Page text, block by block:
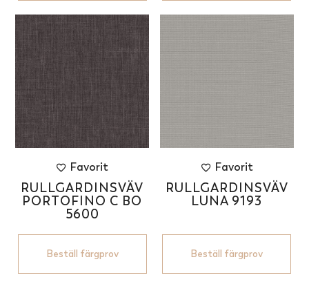
Favorit
RULLGARDINSVÄV
PORTOFINO C BO
5600
Beställ färgprov
Favorit
RULLGARDINSVÄV
LUNA 9193
Beställ färgprov